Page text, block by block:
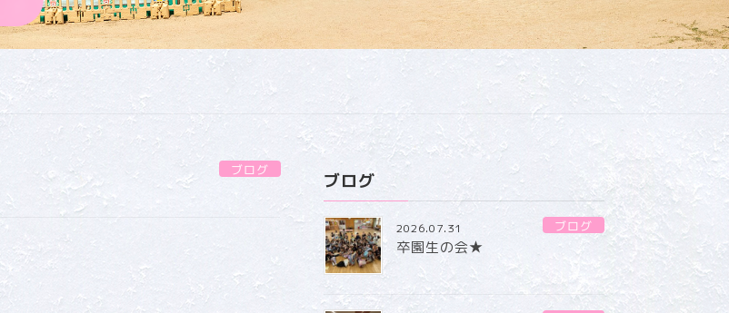
ブログ ブログ
2026.07.31 ブログ
卒園生の会★